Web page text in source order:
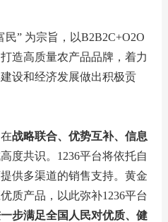
民” 为宗旨，以B2B2C+O2O
造高质量农产品品牌，着力
设和经济发展做出积极贡
战略联合、优势互补、信息
度共识。1236平台将依托自
供多渠道的销售支持。黄金
质产品，以此弥补1236平台
步满足全国人民对优质、健